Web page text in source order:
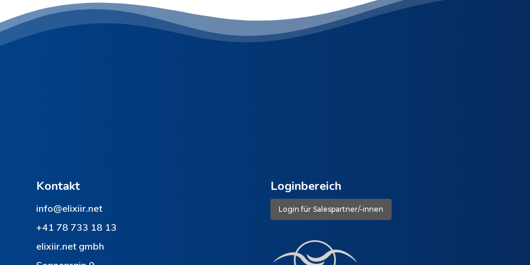
Kontakt
info@elixiir.net
+41 78 733 18 13
elixiir.net gmbh
Loginbereich
Login für Salespartner/-innen